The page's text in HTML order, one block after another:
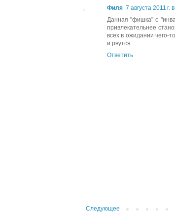
Филя 7 августа 2011 г.
Данная "фишка" с
привлекательнее
всех в ожидании чего-
и рвутся...
Ответить
Следующее